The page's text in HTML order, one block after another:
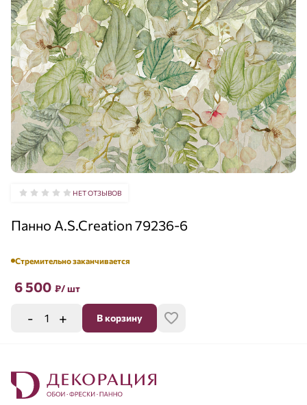
НЕТ ОТЗЫВОВ
Панно A.S.Creation 79236-6
Стремительно заканчивается
6 500 ₽/ шт
- + В корзину